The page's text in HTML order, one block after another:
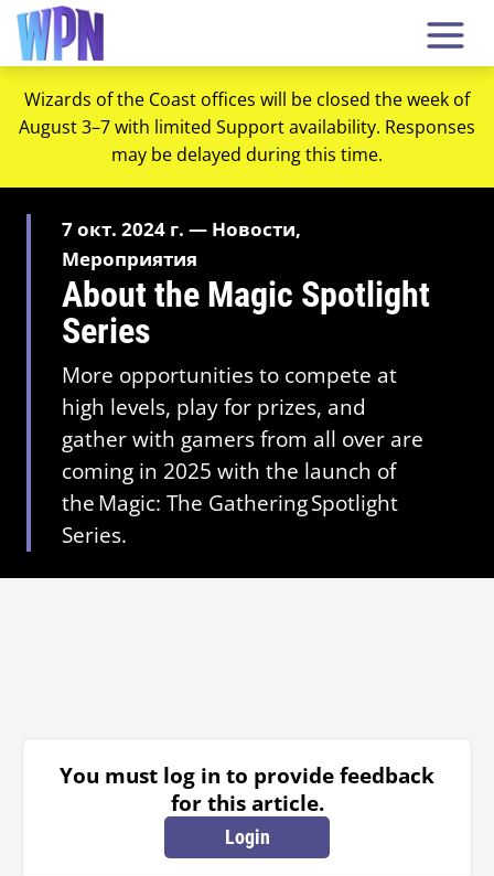
Wizards of the Coast offices will be closed the week of
August 3–7 with limited Support availability. Responses
may be delayed during this time.
7 окт. 2024 г. — Новости,
Мероприятия
About the Magic Spotlight
Series
More opportunities to compete at
high levels, play for prizes, and
gather with gamers from all over are
coming in 2025 with the launch of
the Magic: The Gathering Spotlight
Series.
You must log in to provide feedback
for this article.
Login